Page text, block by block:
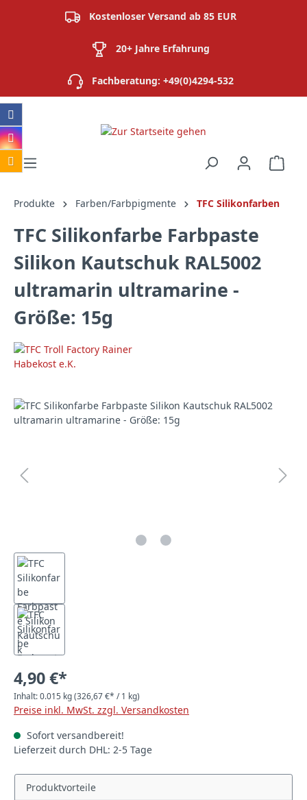
Kostenloser Versand ab 85 EUR
20+ Jahre Erfahrung
Fachberatung: +49(0)4294-532
Produkte Farben/Farbpigmente TFC Silikonfarben
TFC Silikonfarbe Farbpaste
Silikon Kautschuk RAL5002
ultramarin ultramarine -
Größe: 15g
Bildergalerie überspringen
4,90 €*
Inhalt:0.015 kg(326,67 €* / 1 kg)
Preise inkl. MwSt. zzgl. Versandkosten
Sofort versandbereit!
Lieferzeit durch DHL: 2-5 Tage
Produktvorteile